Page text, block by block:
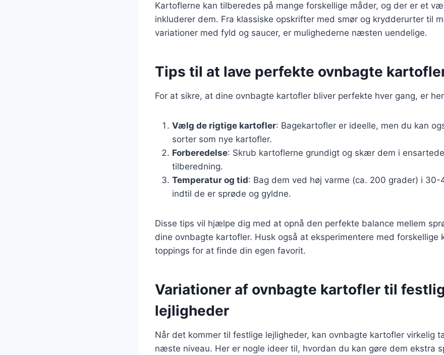
Kartoflerne kan tilberedes på mange forskellige måder, og der er et
inkluderer dem. Fra klassiske opskrifter med smør og krydderurter til
variationer med fyld og saucer, er mulighederne næsten uendelige.
Tips til at lave perfekte ovnbagte
For at sikre, at dine ovnbagte kartofler bliver perfekte hver gang, er
Vælg de rigtige kartofler: Bagekartofler er ideelle, men du kan
sorter som nye kartofler.
Forberedelse: Skrub kartoflerne grundigt og skær dem i
tilberedning.
Temperatur og tid: Bag dem ved høj varme (ca. 200 grader) i 30-
indtil de er sprøde og gyldne.
Disse tips vil hjælpe dig med at opnå den perfekte balance mellem
dine ovnbagte kartofler. Husk også at eksperimentere med forskellige
toppings for at finde din egen favorit.
Variationer af ovnbagte kartofler til
lejligheder
Når det kommer til festlige lejligheder, kan ovnbagte kartofler virkelig
næste niveau. Her er nogle ideer til, hvordan du kan gøre dem ekstra